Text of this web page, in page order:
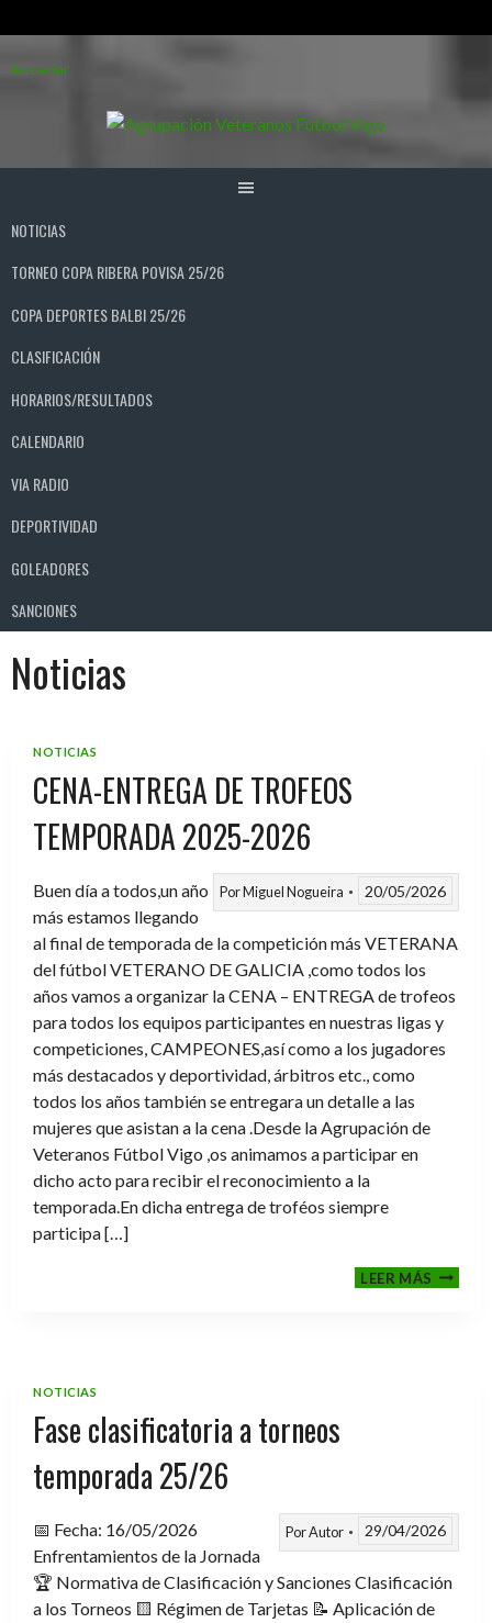
alAcceder
NOTICIAS
TORNEO COPA RIBERA POVISA 25/26
COPA DEPORTES BALBI 25/26
CLASIFICACIÓN
HORARIOS/RESULTADOS
CALENDARIO
VIA RADIO
DEPORTIVIDAD
GOLEADORES
SANCIONES
Noticias
NOTICIAS
CENA-ENTREGA DE TROFEOS
TEMPORADA 2025-2026
PorMiguel Nogueira 20/05/2026
Buen día a todos,un año
más estamos llegando
al final de temporada de la competición más VETERANA
del fútbol VETERANO DE GALICIA ,como todos los
años vamos a organizar la CENA – ENTREGA de trofeos
para todos los equipos participantes en nuestras ligas y
competiciones, CAMPEONES,así como a los jugadores
más destacados y deportividad, árbitros etc., como
todos los años también se entregara un detalle a las
mujeres que asistan a la cena .Desde la Agrupación de
Veteranos Fútbol Vigo ,os animamos a participar en
dicho acto para recibir el reconocimiento a la
temporada.En dicha entrega de troféos siempre
participa […]
LEER MÁSCENA-
NOTICIAS
Fase clasificatoria a torneos
temporada 25/26
PorAutor 29/04/2026
📅 Fecha: 16/05/2026
Enfrentamientos de la Jornada
🏆 Normativa de Clasificación y Sanciones Clasificación
a los Torneos 🟨 Régimen de Tarjetas 📝 Aplicación de